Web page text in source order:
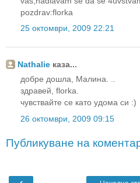
pozdrav:florka
25 октомври, 2009 22:21
Nathalie каза...
добре дошла, Малина. ..
здравей, florka.
чувствайте се като удома си :)
26 октомври, 2009 09:15
Публикуване на